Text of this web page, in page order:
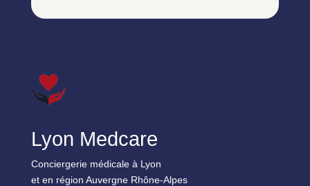
Lyon Medcare
Conciergerie médicale à Lyon
et en région Auvergne Rhône-Alpes